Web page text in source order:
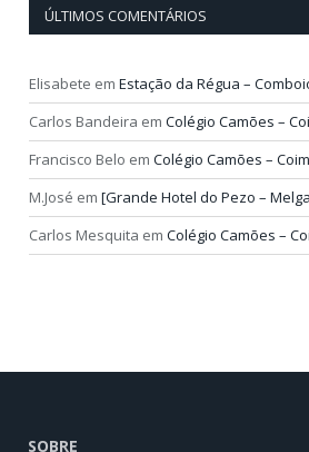
ÚLTIMOS COMENTÁRIOS
Elisabete em Estação da Régua –
Carlos Bandeira em Colégio Camões –
Francisco Belo em Colégio Camões –
M.José em [Grande Hotel do Pezo –
Carlos Mesquita em Colégio Camões –
SOBRE